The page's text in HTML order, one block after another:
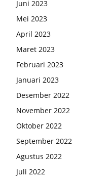
Juni 2023
Mei 2023
April 2023
Maret 2023
Februari 2023
Januari 2023
Desember 2022
November 2022
Oktober 2022
September 2022
Agustus 2022
Juli 2022